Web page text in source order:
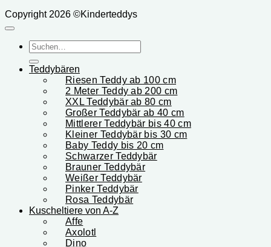
Copyright 2026 ©Kinderteddys
Suchen
nach:
Teddybären
Riesen Teddy ab 100 cm
2 Meter Teddy ab 200 cm
XXL Teddybär ab 80 cm
Großer Teddybär ab 40 cm
Mittlerer Teddybär bis 40 cm
Kleiner Teddybär bis 30 cm
Baby Teddy bis 20 cm
Schwarzer Teddybär
Brauner Teddybär
Weißer Teddybär
Pinker Teddybär
Rosa Teddybär
Kuscheltiere von A-Z
Affe
Axolotl
Dino